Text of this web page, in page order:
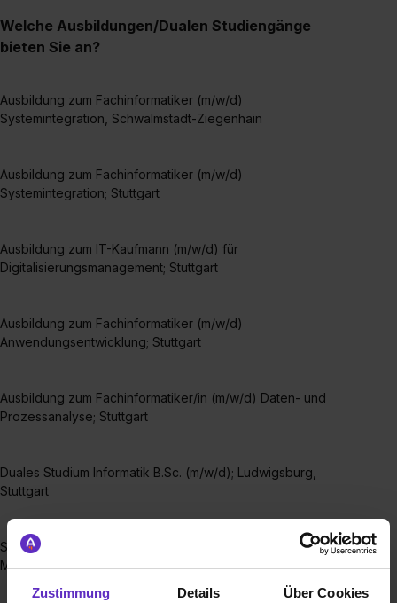
Zustimmung Details Über Cookies
Welche Ausbildungen/Dualen Studiengänge
bieten Sie an?
Ausbildung zum Fachinformatiker (m/w/d)
Systemintegration, Schwalmstadt-Ziegenhain
Ausbildung zum Fachinformatiker (m/w/d)
Systemintegration; Stuttgart
Ausbildung zum IT-Kaufmann (m/w/d) für
Digitalisierungsmanagement; Stuttgart
Ausbildung zum Fachinformatiker (m/w/d)
Anwendungsentwicklung; Stuttgart
Ausbildung zum Fachinformatiker/in (m/w/d) Daten- und
Prozessanalyse; Stuttgart
Duales Studium Informatik B.Sc. (m/w/d); Ludwigsburg,
Stuttgart
Studium zum Bachelor of Arts BWL - Digital Business
Management (m/w/d); Ludwigsburg, Stuttgart